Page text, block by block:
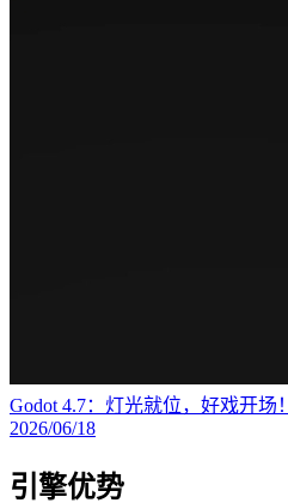
Godot 4.7：灯光就位，好戏开场！
2026/06/18
引擎优势